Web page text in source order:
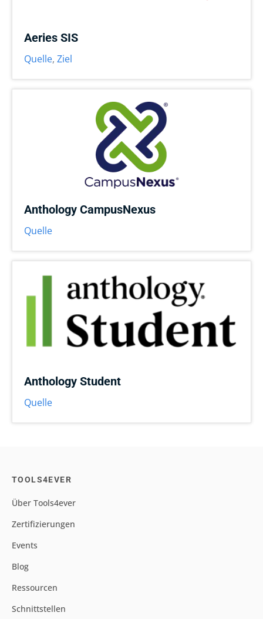
Aeries SIS
Quelle, Ziel
Anthology CampusNexus
Quelle
Anthology Student
Quelle
TOOLS4EVER
Über Tools4ever
Zertifizierungen
Events
Blog
Ressourcen
Schnittstellen